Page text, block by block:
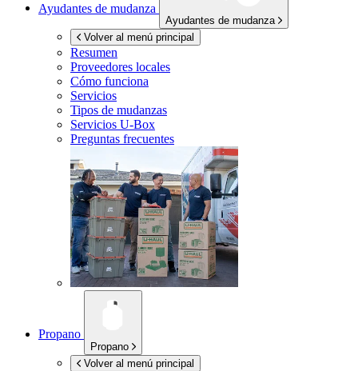
Ayudantes de mudanza
Ayudantes de mudanza
Volver al menú principal
Resumen
Proveedores locales
Cómo funciona
Servicios
Tipos de mudanzas
Servicios U-Box
Preguntas frecuentes
Propano
Propano
Volver al menú principal